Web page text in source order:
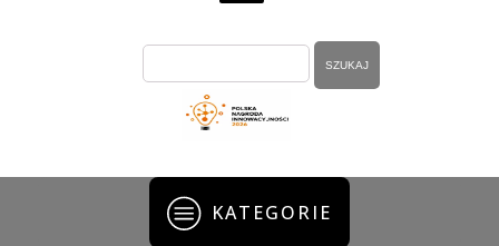
KATEGORIE